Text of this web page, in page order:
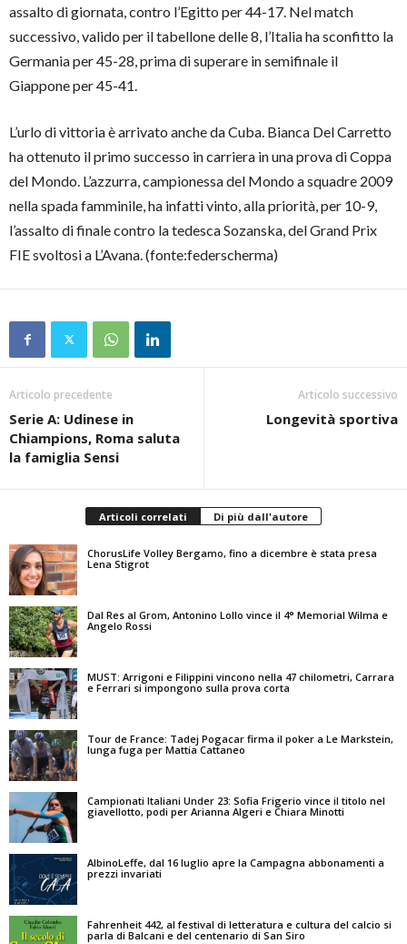
assalto di giornata, contro l’Egitto per 44-17. Nel match
successivo, valido per il tabellone delle 8, l’Italia ha sconfitto la
Germania per 45-28, prima di superare in semifinale il
Giappone per 45-41.
L’urlo di vittoria è arrivato anche da Cuba. Bianca Del Carretto
ha ottenuto il primo successo in carriera in una prova di Coppa
del Mondo. L’azzurra, campionessa del Mondo a squadre 2009
nella spada famminile, ha infatti vinto, alla priorità, per 10-9,
l’assalto di finale contro la tedesca Sozanska, del Grand Prix
FIE svoltosi a L’Avana. (fonte:federscherma)
Articolo precedente
Serie A: Udinese in
Chiampions, Roma saluta
la famiglia Sensi
Articolo successivo
Longevità sportiva
Articoli correlati Di più dall'autore
ChorusLife Volley Bergamo, fino a dicembre è stata presa
Lena Stigrot
Dal Res al Grom, Antonino Lollo vince il 4° Memorial Wilma e
Angelo Rossi
MUST: Arrigoni e Filippini vincono nella 47 chilometri, Carrara
e Ferrari si impongono sulla prova corta
Tour de France: Tadej Pogacar firma il poker a Le Markstein,
lunga fuga per Mattia Cattaneo
Campionati Italiani Under 23: Sofia Frigerio vince il titolo nel
giavellotto, podi per Arianna Algeri e Chiara Minotti
AlbinoLeffe, dal 16 luglio apre la Campagna abbonamenti a
prezzi invariati
Fahrenheit 442, al festival di letteratura e cultura del calcio si
parla di Balcani e del centenario di San Siro